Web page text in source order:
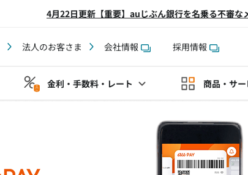
4月22日更新【重要】auじぶん銀行を名乗る不審な
法人のお客さま 会社情報 採用情報
金利・手数料・レート 商品・サー